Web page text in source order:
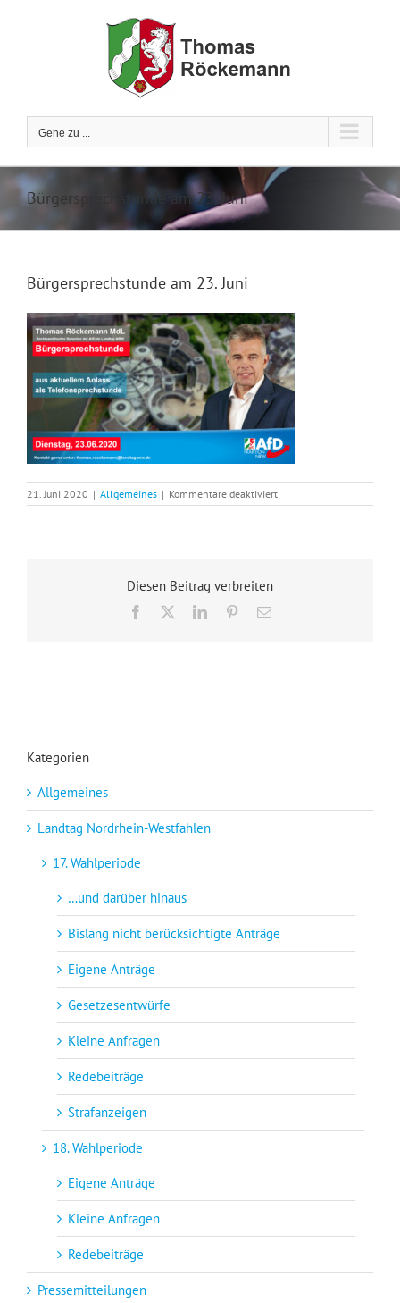
Gehe zu ...
Bürgersprechstunde am 23. Juni
Bürgersprechstunde am 23. Juni
21. Juni 2020 | Allgemeines | Kommentare deaktiviertfür
Bürgersprechstunde
Diesen Beitrag verbreiten
Facebook LinkedInPinterest
E-
Kategorien
Allgemeines
Landtag Nordrhein-Westfahlen
17. Wahlperiode
…und darüber hinaus
Bislang nicht berücksichtigte Anträge
Eigene Anträge
Gesetzesentwürfe
Kleine Anfragen
Redebeiträge
Strafanzeigen
18. Wahlperiode
Eigene Anträge
Kleine Anfragen
Redebeiträge
Pressemitteilungen